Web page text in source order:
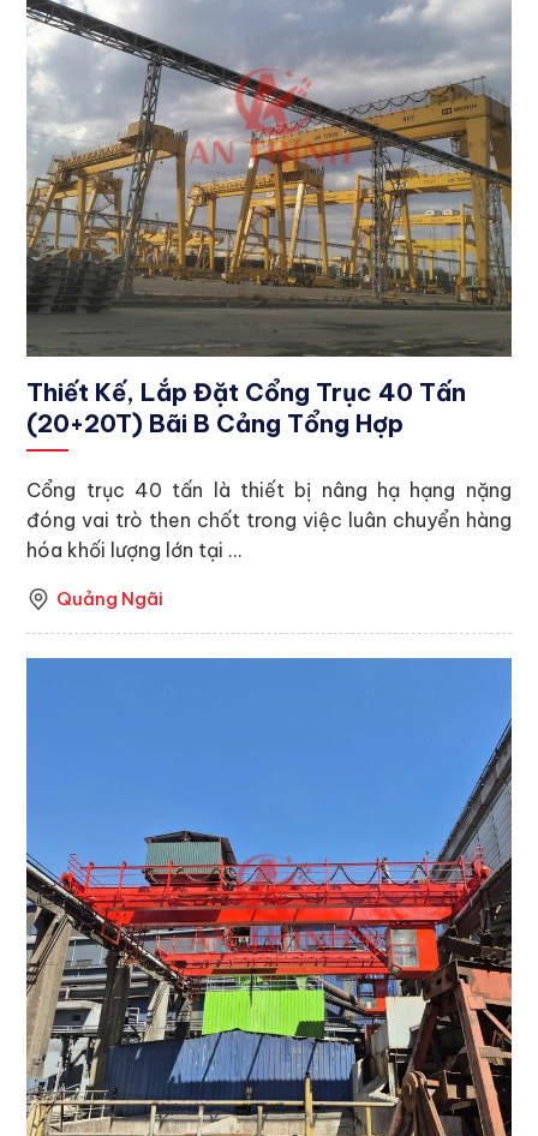
Thiết Kế, Lắp Đặt Cổng Trục 40 Tấn
(20+20T) Bãi B Cảng Tổng Hợp
Cổng trục 40 tấn là thiết bị nâng hạ hạng nặng
đóng vai trò then chốt trong việc luân chuyển hàng
hóa khối lượng lớn tại ...
Quảng Ngãi